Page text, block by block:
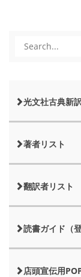
光文社古典新
著者リスト
翻訳者リスト
読書ガイド（
店頭宣伝用